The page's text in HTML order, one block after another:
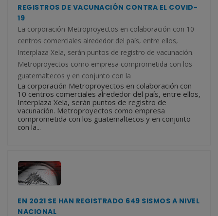
REGISTROS DE VACUNACIÓN CONTRA EL COVID-
19
La corporación Metroproyectos en colaboración con 10
centros comerciales alrededor del país, entre ellos,
Interplaza Xela, serán puntos de registro de vacunación.
Metroproyectos como empresa comprometida con los
guatemaltecos y en conjunto con la
La corporación Metroproyectos en colaboración con
10 centros comerciales alrededor del país, entre ellos,
Interplaza Xela, serán puntos de registro de
vacunación. Metroproyectos como empresa
comprometida con los guatemaltecos y en conjunto
con la...
EN 2021 SE HAN REGISTRADO 649 SISMOS A NIVEL
NACIONAL